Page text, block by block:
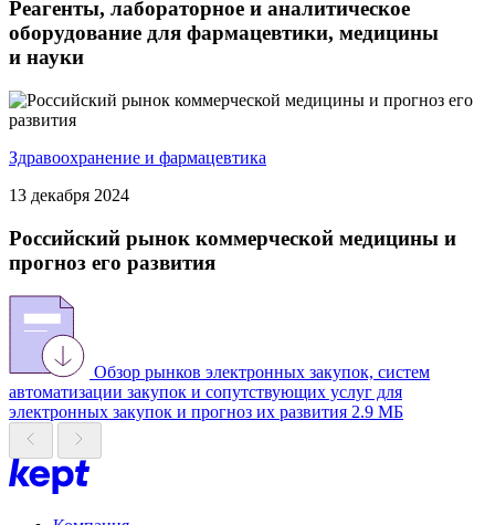
Реагенты, лабораторное и аналитическое
оборудование для фармацевтики, медицины
и науки
Здравоохранение и фармацевтика
13 декабря 2024
Российский рынок коммерческой медицины и
прогноз его развития
Обзор рынков электронных закупок, систем
автоматизации закупок и сопутствующих услуг для
электронных закупок и прогноз их развития 2.9 МБ